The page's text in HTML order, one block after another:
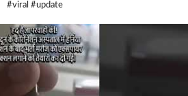
#viral #update